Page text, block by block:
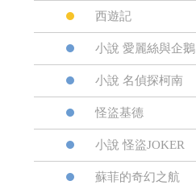
西遊記
小說 愛麗絲與企鵝
小說 名偵探柯南
怪盜基德
小說 怪盜JOKER
蘇菲的奇幻之航